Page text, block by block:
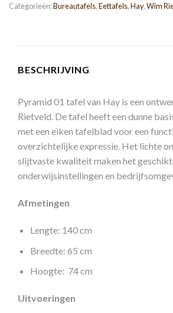
Categorieën:Bureautafels,Eettafels,Hay,Wim
BESCHRIJVING
Pyramid 01 tafel van Hay is een
Rietveld. De tafel heeft een dunne
met een eiken tafelblad voor een
overzichtelijke expressie. Het lichte
slijtvaste kwaliteit maken het
onderwijsinstellingen en
Afmetingen
Lengte: 140 cm
Breedte: 65 cm
Hoogte: 74 cm
Uitvoeringen